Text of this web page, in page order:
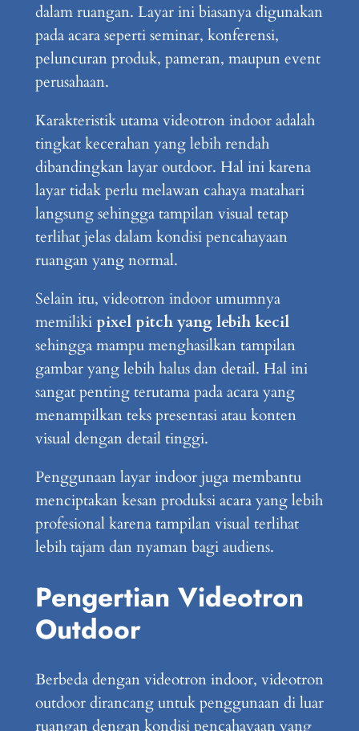
dalam ruangan. Layar ini biasanya digunakan
pada acara seperti seminar, konferensi,
peluncuran produk, pameran, maupun event
perusahaan.
Karakteristik utama videotron indoor adalah
tingkat kecerahan yang lebih rendah
dibandingkan layar outdoor. Hal ini karena
layar tidak perlu melawan cahaya matahari
langsung sehingga tampilan visual tetap
terlihat jelas dalam kondisi pencahayaan
ruangan yang normal.
Selain itu, videotron indoor umumnya
memilikipixel pitch yang lebih kecil
sehingga mampu menghasilkan tampilan
gambar yang lebih halus dan detail. Hal ini
sangat penting terutama pada acara yang
menampilkan teks presentasi atau konten
visual dengan detail tinggi.
Penggunaan layar indoor juga membantu
menciptakan kesan produksi acara yang lebih
profesional karena tampilan visual terlihat
lebih tajam dan nyaman bagi audiens.
Pengertian Videotron
Outdoor
Berbeda dengan videotron indoor, videotron
outdoor dirancang untuk penggunaan di luar
ruangan dengan kondisi pencahayaan yang